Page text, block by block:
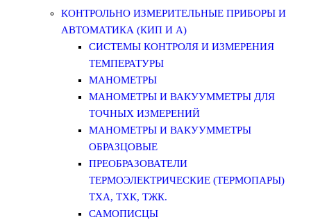
КОНТРОЛЬНО ИЗМЕРИТЕЛЬНЫЕ ПРИБОРЫ И
АВТОМАТИКА (КИП И А)
СИСТЕМЫ КОНТРОЛЯ И ИЗМЕРЕНИЯ
ТЕМПЕРАТУРЫ
МАНОМЕТРЫ
МАНОМЕТРЫ И ВАКУУММЕТРЫ ДЛЯ
ТОЧНЫХ ИЗМЕРЕНИЙ
МАНОМЕТРЫ И ВАКУУММЕТРЫ
ОБРАЗЦОВЫЕ
ПРЕОБРАЗОВАТЕЛИ
ТЕРМОЭЛЕКТРИЧЕСКИЕ (ТЕРМОПАРЫ)
ТХА, ТХК, ТЖК.
САМОПИСЦЫ